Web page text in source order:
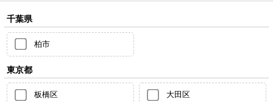
千葉県
柏市
東京都
板橋区 大田区